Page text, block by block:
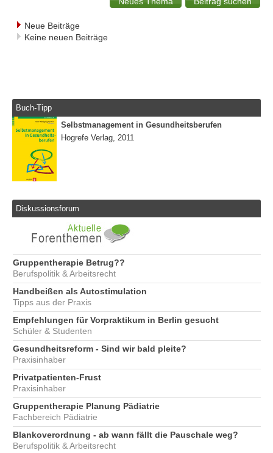
Neue Beiträge
Keine neuen Beiträge
Buch-Tipp
Selbstmanagement in Gesundheitsberufen
Hogrefe Verlag, 2011
Diskussionsforum
Gruppentherapie Betrug??
Berufspolitik & Arbeitsrecht
Handbeißen als Autostimulation
Tipps aus der Praxis
Empfehlungen für Vorpraktikum in Berlin gesucht
Schüler & Studenten
Gesundheitsreform - Sind wir bald pleite?
Praxisinhaber
Privatpatienten-Frust
Praxisinhaber
Gruppentherapie Planung Pädiatrie
Fachbereich Pädiatrie
Blankoverordnung - ab wann fällt die Pauschale weg?
Berufspolitik & Arbeitsrecht